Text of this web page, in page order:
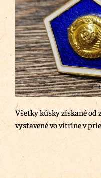
Všetky kúsky získané od
vystavené vo vitríne v